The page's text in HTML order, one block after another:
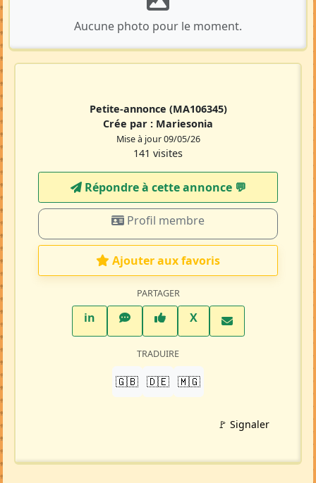
Aucune photo pour le moment.
Petite-annonce (MA106345)
Crée par : Mariesonia
Mise à jour 09/05/26
141 visites
Répondre à cette annonce 💬​
Profil membre
Ajouter aux favoris
PARTAGER
inLinkedInWhatsAppFacebook
XTwitter X
TRADUIRE
🇬🇧 🇩🇪 🇲🇬
🚩 Signaler